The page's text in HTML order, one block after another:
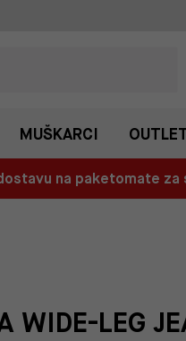
MUŠKARCI
na paketomate
WIDE-LEG